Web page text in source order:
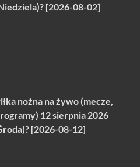
[2026-08-02]
nożna na żywo (mecze,
12 sierpnia 2026
[2026-08-12]